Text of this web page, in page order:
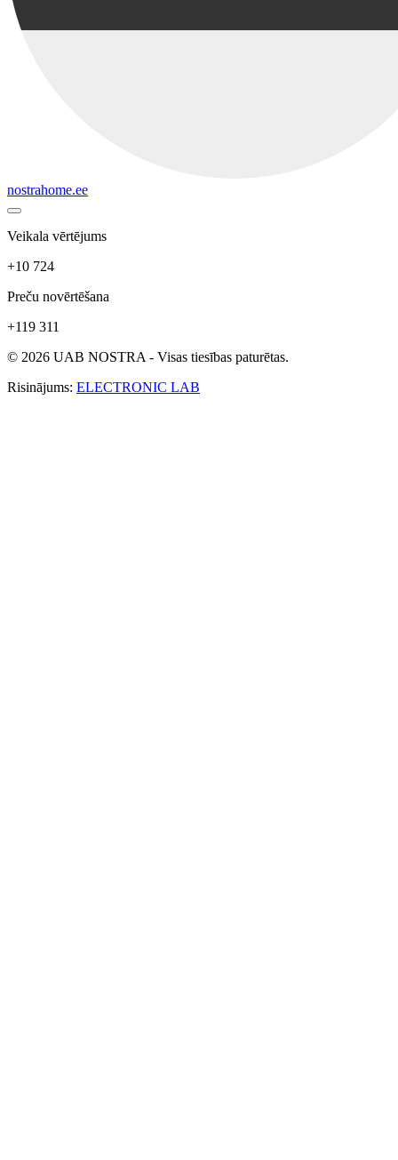
nostrahome.ee
Veikala vērtējums
+10 724
Preču novērtēšana
+119 311
© 2026 UAB NOSTRA - Visas tiesības paturētas.
Risinājums: ELECTRONIC LAB